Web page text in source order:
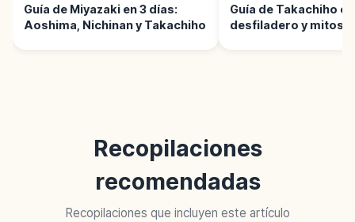
Guía de Miyazaki en 3 días:
Aoshima, Nichinan y Takachiho
Guía de Takachiho
desfiladero y mitos
Recopilaciones
recomendadas
Recopilaciones que incluyen este artículo